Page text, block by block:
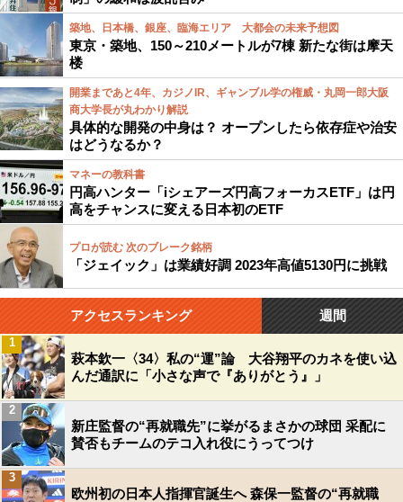
築地、日本橋、銀座、臨海エリア 大都会の未来予想図
東京・築地、150～210メートルが7棟 新たな街は摩天
楼
開業まであと4年、カジノIR、ギャンブル学の権威・丸岡一郎大阪
商大学長が丸わかり解説
具体的な開発の中身は？ オープンしたら依存症や治安
はどうなるか？
マネーの教科書
円高ハンター「iシェアーズ円高フォーカスETF」は円
高をチャンスに変える日本初のETF
プロが読む 次のブレーク銘柄
「ジェイック」は業績好調 2023年高値5130円に挑戦
アクセスランキング 週間
萩本欽一〈34〉私の“運”論 大谷翔平のカネを使い込
んだ通訳に「小さな声で『ありがとう』」
1
新庄監督の“再就職先”に挙がるまさかの球団 采配に
賛否もチームのテコ入れ役にうってつけ
2
欧州初の日本人指揮官誕生へ 森保一監督の“再就職
3